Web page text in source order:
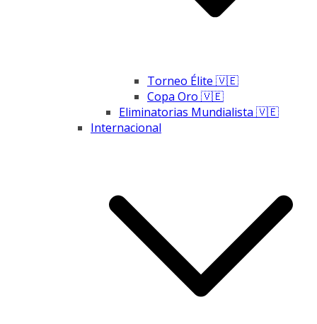
Torneo Élite 🇻🇪
Copa Oro 🇻🇪
Eliminatorias Mundialista 🇻🇪
Internacional